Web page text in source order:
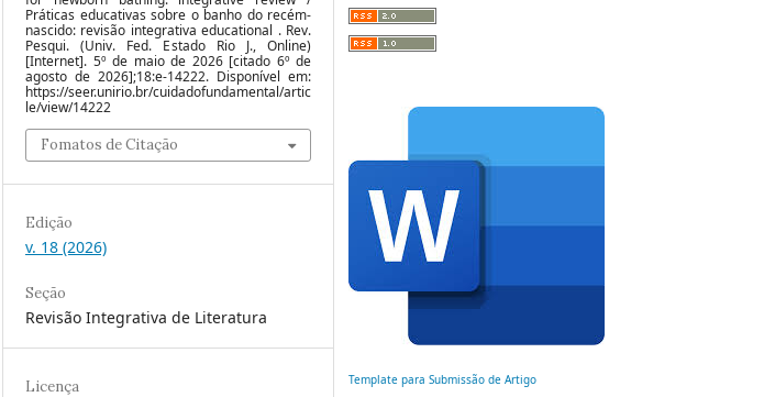
Práticas educativas sobre o banho do recém-
nascido: revisão integrativa educational . Rev.
Pesqui. (Univ. Fed. Estado Rio J., Online)
[Internet]. 5º de maio de 2026 [citado 6º de
agosto de 2026];18:e-14222. Disponível em:
https://seer.unirio.br/cuidadofundamental/artic
le/view/14222
Fomatos de Citação
Edição
v. 18 (2026)
Seção
Revisão Integrativa de Literatura
Licença Template para Submissão de Artigo